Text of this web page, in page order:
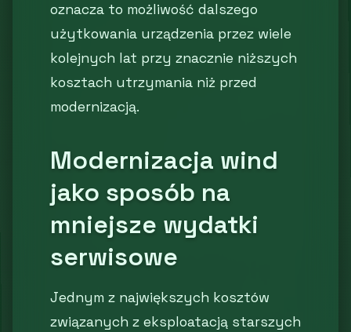
oznacza to możliwość dalszego
użytkowania urządzenia przez wiele
kolejnych lat przy znacznie niższych
kosztach utrzymania niż przed
modernizacją.
Modernizacja wind
jako sposób na
mniejsze wydatki
serwisowe
Jednym z największych kosztów
związanych z eksploatacją starszych